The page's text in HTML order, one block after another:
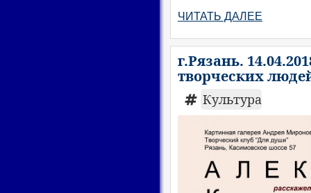
ЧИТАТЬ ДАЛЕЕ
г.Рязань.
творческих
Культура